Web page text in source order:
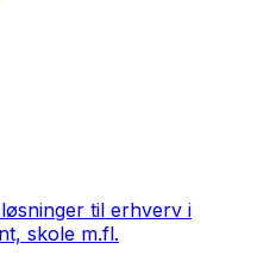
til erhverv i
skole m.fl.